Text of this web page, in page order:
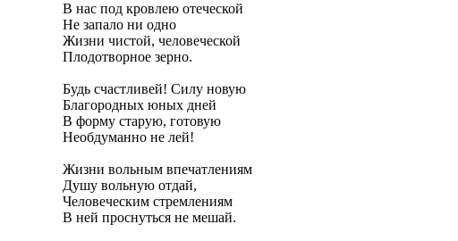
В нас под кровлею отеческой
Не запало ни одно
Жизни чистой, человеческой
Плодотворное зерно.
Будь счастливей! Силу новую
Благородных юных дней
В форму старую, готовую
Необдуманно не лей!
Жизни вольным впечатлениям
Душу вольную отдай,
Человеческим стремлениям
В ней проснуться не мешай.